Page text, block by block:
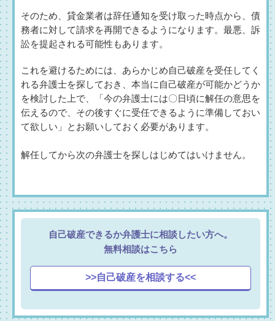
そのため、貸金業者は辞任通知を受け取った時点から、債
務者に対して請求を再開できるようになります。最悪、訴
訟を提起される可能性もあります。
これを避けるためには、あらかじめ自己破産を受任してく
れる弁護士を探しておき、本当に自己破産が可能かどうか
を検討した上で、「今の弁護士には〇日頃に解任の意思を
伝えるので、その後すぐに受任できるように準備しておい
て欲しい」とお願いしておく必要があります。
解任してから次の弁護士を探しはじめてはいけません。
自己破産できるか弁護士に相談したい方へ。
無料相談はこちら
>>自己破産を相談する<<